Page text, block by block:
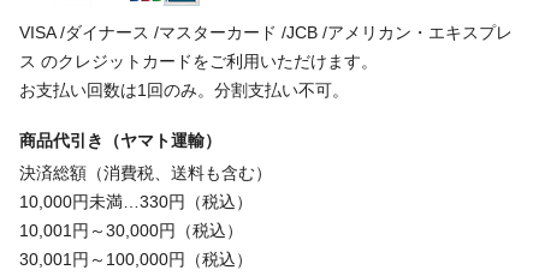
VISA /ダイナース /マスターカード /JCB /アメリカン・エキスプレ
ス のクレジットカードをご利用いただけます。
お支払い回数は1回のみ。分割支払い不可。
商品代引き（ヤマト運輸）
決済総額（消費税、送料も含む）
10,000円未満…330円（税込）
10,001円～30,000円（税込）
30,001円～100,000円（税込）